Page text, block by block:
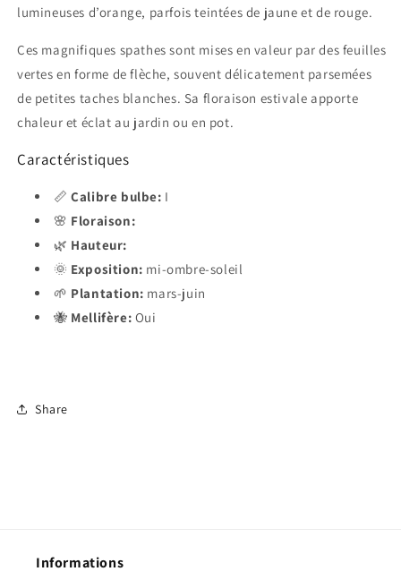
-
-
lumineuses d’orange, parfois teintées de jaune et de rouge.
Ces magnifiques spathes sont mises en valeur par des feuilles
vertes en forme de flèche, souvent délicatement parsemées
de petites taches blanches. Sa floraison estivale apporte
chaleur et éclat au jardin ou en pot.
Caractéristiques
📏Calibre bulbe: I
🌸 Floraison:
🌿 Hauteur:
🌞 Exposition: mi-ombre-soleil
🌱 Plantation: mars-juin
🐝 Mellifère: Oui
Share
Informations